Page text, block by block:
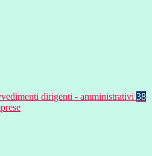
dirigenti - amministrativi 38